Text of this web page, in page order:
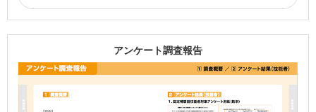
アンケート調査報告